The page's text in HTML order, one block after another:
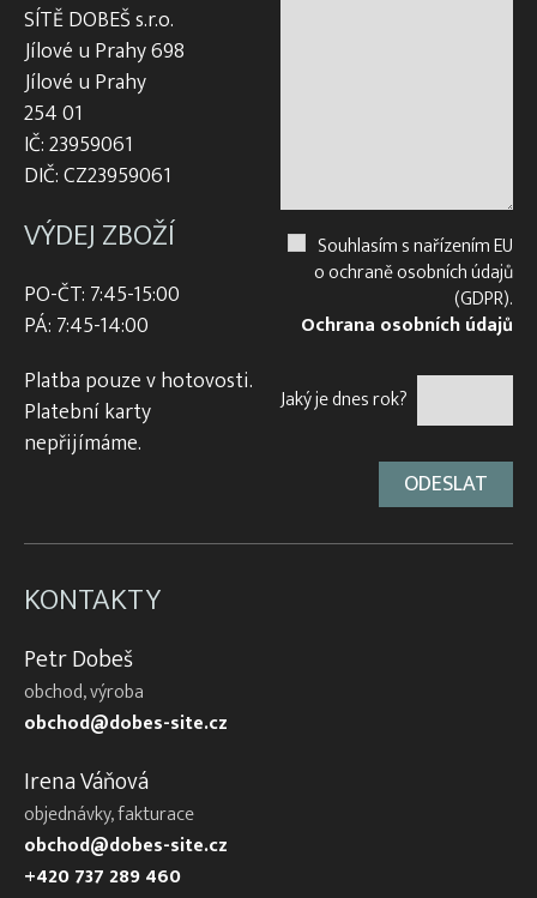
SÍTĚ DOBEŠ s.r.o.
Jílové u Prahy 698
Jílové u Prahy
254 01
IČ: 23959061
DIČ: CZ23959061
VÝDEJ ZBOŽÍ
PO-ČT: 7:45-15:00
PÁ: 7:45-14:00
Platba pouze v hotovosti.
Platební karty
nepřijímáme.
Souhlasím s nařízením EU
o ochraně osobních údajů
(GDPR).
Ochrana osobních údajů
Jaký je dnes rok?
KONTAKTY
Petr Dobeš
obchod, výroba
obchod@dobes-site.cz
Irena Váňová
objednávky, fakturace
obchod@dobes-site.cz
+420 737 289 460